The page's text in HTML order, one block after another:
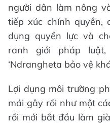
người dân làm nông
tiếp xúc chính quyền,
dụng quyền lực và
ranh giới pháp
‘Ndrangheta bảo vệ
Lợi dụng môi trường
mái gây rối như một
rồi mới bắt đầu làm